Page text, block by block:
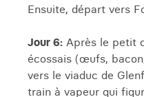
Ensuite, départ vers
Jour 6: Après le petit
écossais (œufs,
vers le viaduc de
train à vapeur qui